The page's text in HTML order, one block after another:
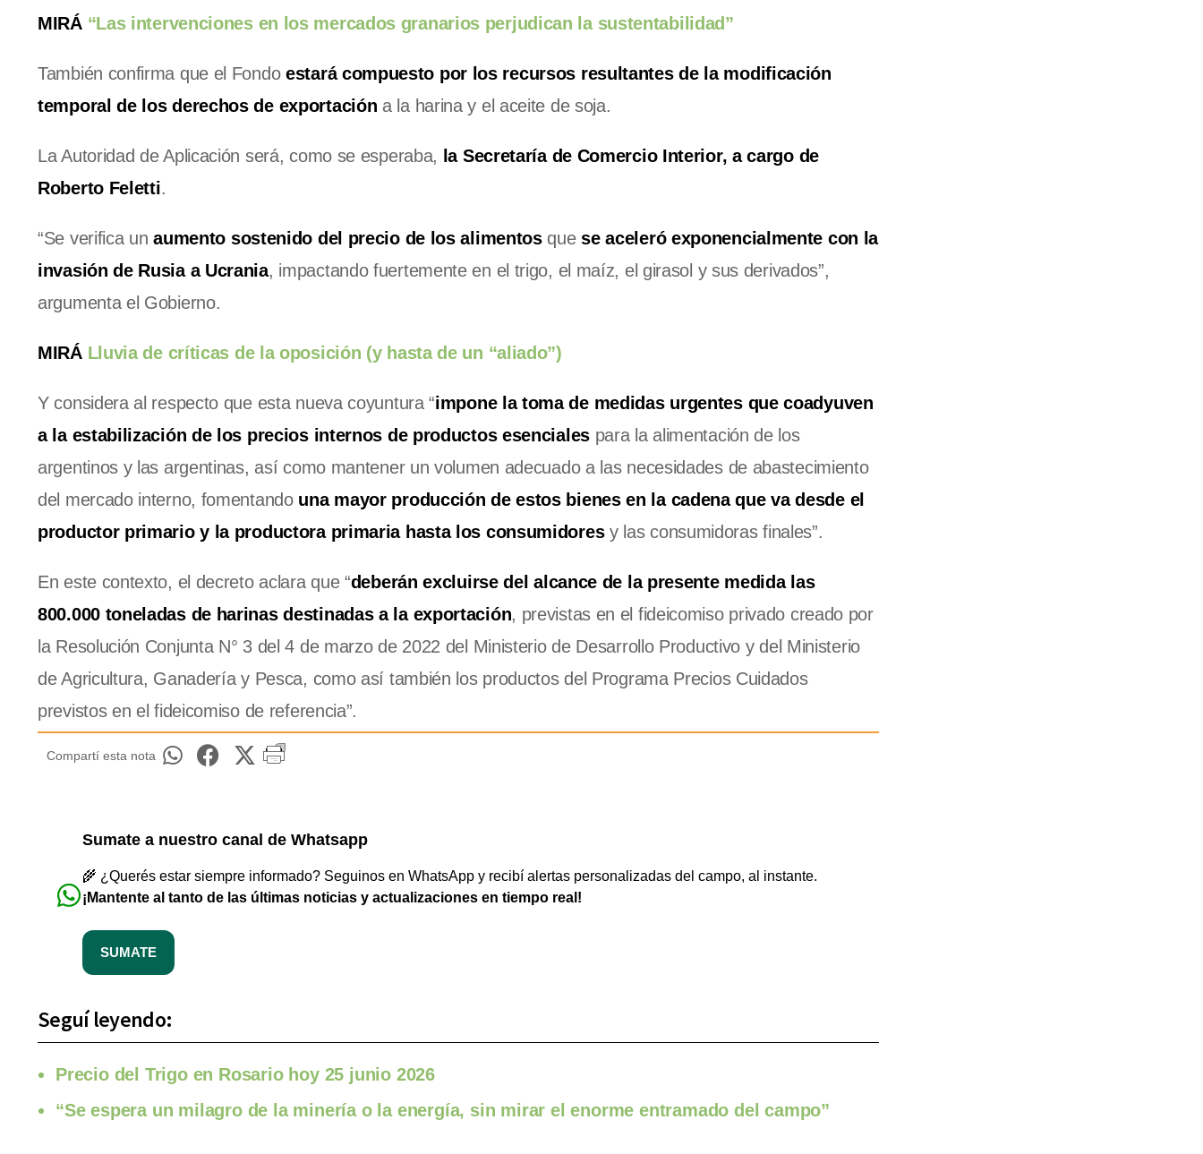
MIRÁ “Las intervenciones en los mercados granarios perjudican la sustentabilidad”
También confirma que el Fondo estará compuesto por los recursos resultantes de la modificación
temporal de los derechos de exportación a la harina y el aceite de soja.
La Autoridad de Aplicación será, como se esperaba, la Secretaría de Comercio Interior, a cargo de
Roberto Feletti.
“Se verifica unaumento sostenido del precio de los alimentosquese aceleró exponencialmente con la
invasión de Rusia a Ucrania, impactando fuertemente en el trigo, el maíz, el girasol y sus derivados”,
argumenta el Gobierno.
MIRÁLluvia de críticas de la oposición (y hasta de un “aliado”)
Y considera al respecto que esta nueva coyuntura “impone la toma de medidas urgentes que coadyuven
a la estabilización de los precios internos de productos esencialespara la alimentación de los
argentinos y las argentinas, así como mantener un volumen adecuado a las necesidades de abastecimiento
del mercado interno, fomentando una mayor producción de estos bienes en la cadena que va desde el
productor primario y la productora primaria hasta los consumidoresy las consumidoras finales”.
En este contexto, el decreto aclara que “deberán excluirse del alcance de la presente medida las
800.000 toneladas de harinas destinadas a la exportación, previstas en el fideicomiso privado creado por
la Resolución Conjunta N° 3 del 4 de marzo de 2022 del Ministerio de Desarrollo Productivo y del Ministerio
de Agricultura, Ganadería y Pesca, como así también los productos del Programa Precios Cuidados
previstos en el fideicomiso de referencia”.
Compartí esta nota
Sumate a nuestro canal de Whatsapp
🌾 ¿Querés estar siempre informado? Seguinos en WhatsApp y recibí alertas personalizadas del campo, al instante.
¡Mantente al tanto de las últimas noticias y actualizaciones en tiempo real!
SUMATE
Seguí leyendo:
Precio del Trigo en Rosario hoy 25 junio 2026
“Se espera un milagro de la minería o la energía, sin mirar el enorme entramado del campo”